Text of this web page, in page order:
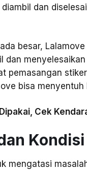
dan
besar,
dan
pemasangan
bisa menyentuh
Cek
mengatasi